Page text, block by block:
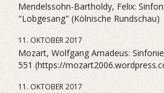
Mendelssohn-Bartholdy, Felix:
"Lobgesang" (Kölnische Rundschau)
11. OKTOBER 2017
Mozart, Wolfgang Amadeus:
551 (https://
11. OKTOBER 2017